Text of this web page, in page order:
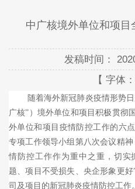
中广核境外单位和项
发稿时间：
【 字体：
随着海外新冠肺炎疫情形势
广核”）境外单位和项目积极贯彻
外单位和项目疫情防控工作的六
专项工作领导小组第八次会议精
情防控工作作为重中之重，切实
题、项目不受损失、央企形象更
司及项目的新冠肺炎疫情防控工作。